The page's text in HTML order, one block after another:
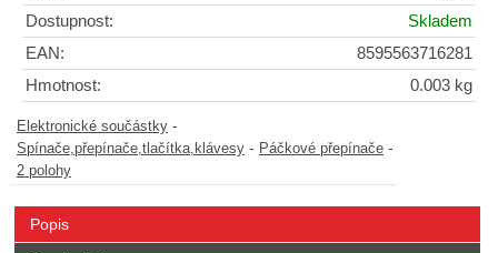
Dostupnost:
Skladem
EAN:
8595563716281
Hmotnost:
0.003 kg
Elektronické součástky -
Spínače,přepínače,tlačítka,klávesy - Páčkové přepínače -
2 polohy
Popis